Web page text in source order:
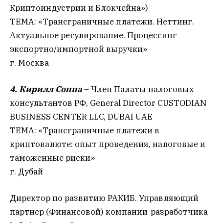
Криптоиндустрии и Блокчейна»)
ТЕМА: «Трансграничные платежи. Неттинг.
Актуальное регулирование. Процессинг
экспортно/импортной выручки»
г. Москва
4. Кирилл Соппа– Член Палаты налоговых
консультантов РФ, General Director CUSTODIAN
BUSINESS CENTER LLC, DUBAI UAE
ТЕМА: «Трансграничные платежи в
криптовалюте: опыт проведения, налоговые и
таможенные риски»
г. Дубай
Директор по развитию РАКИБ. Управляющий
партнер (Финансовой) компании-разработчика